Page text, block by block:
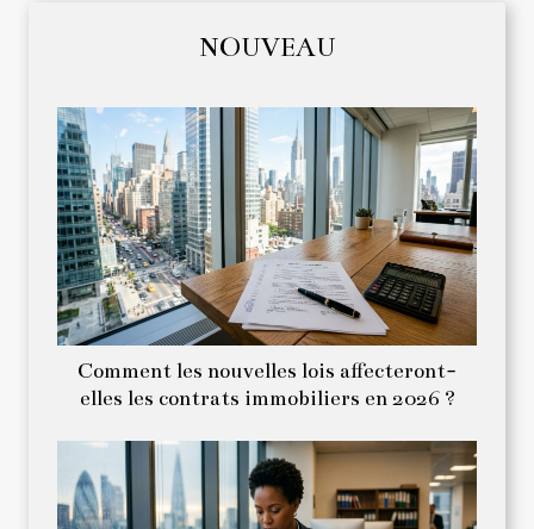
NOUVEAU
Comment les nouvelles lois affecteront-
elles les contrats immobiliers en 2026 ?